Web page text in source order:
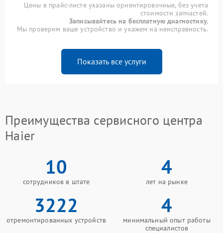
Цены в прайс-листе указаны ориентировочные, без учета
стоимости запчастей.
Записывайтесь на бесплатную диагностику.
Мы проверим ваше устройство и укажем на неисправность.
Показать все услуги
Преимущества сервисного центра
Haier
10
сотрудников в штате
4
лет на рынке
3222
отремонтированных устройств
4
минимальный опыт работы
специалистов